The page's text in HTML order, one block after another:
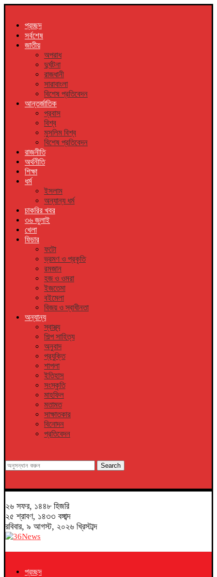
প্রচ্ছদ
সর্বশেষ
জাতীয়
অপরাধ
দুর্ঘটনা
রাজধানী
সারাবাংলা
বিশেষ প্রতিবেদন
আন্তর্জাতিক
প্রবাস
বিশ্ব
মুসলিম বিশ্ব
বিশেষ প্রতিবেদন
রাজনীতি
অর্থনীতি
শিক্ষা
ধর্ম
ইসলাম
অন্যান্য ধর্ম
চাকরির খবর
৩৬ জুলাই
খেলা
ফিচার
ফটো
ভ্রমণ ও প্রকৃতি
রমজান
হজ ও ওমরা
ইজতেমা
বইমেলা
বিজয় ও স্বাধীনতা
অন্যান্য
স্বাস্থ্য
শিল্প সাহিত্য
অনুবাদ
প্রযুক্তি
শাপলা
ইতিহাস
সংস্কৃতি
মাহফিল
মতামত
সাক্ষাতকার
বিনোদন
প্রতিবেদন
Search
২৬ সফর, ১৪৪৮ হিজরি
২৫ শ্রাবণ, ১৪৩৩ বঙ্গাব্দ
রবিবার, ৯ আগস্ট, ২০২৬ খ্রিস্টাব্দ
প্রচ্ছদ